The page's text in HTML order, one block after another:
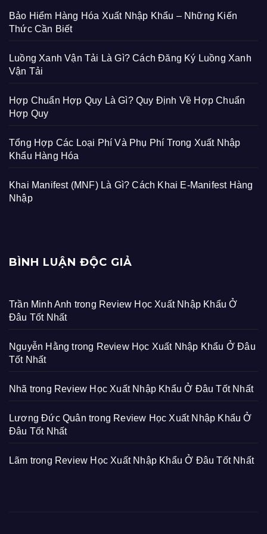
Bảo Hiểm Hàng Hóa Xuất Nhập Khẩu – Những Kiến
Thức Cần Biết
Luồng Xanh Vận Tải Là Gì? Cách Đăng Ký Luồng Xanh
Vận Tải
Hợp Chuẩn Hợp Quy Là Gì? Quy Định Về Hợp Chuẩn
Hợp Quy
Tổng Hợp Các Loại Phí Và Phụ Phí Trong Xuất Nhập
Khẩu Hàng Hóa
Khai Manifest (MNF) Là Gì? Cách Khai E-Manifest Hàng
Nhập
BÌNH LUẬN ĐỘC GIẢ
Trần Minh Anh trong Review Học Xuất Nhập Khẩu Ở
Đâu Tốt Nhất
Nguyễn Hằng trong Review Học Xuất Nhập Khẩu Ở Đâu
Tốt Nhất
Nhã trong Review Học Xuất Nhập Khẩu Ở Đâu Tốt Nhất
Lương Đức Quân trong Review Học Xuất Nhập Khẩu Ở
Đâu Tốt Nhất
Lãm trong Review Học Xuất Nhập Khẩu Ở Đâu Tốt Nhất